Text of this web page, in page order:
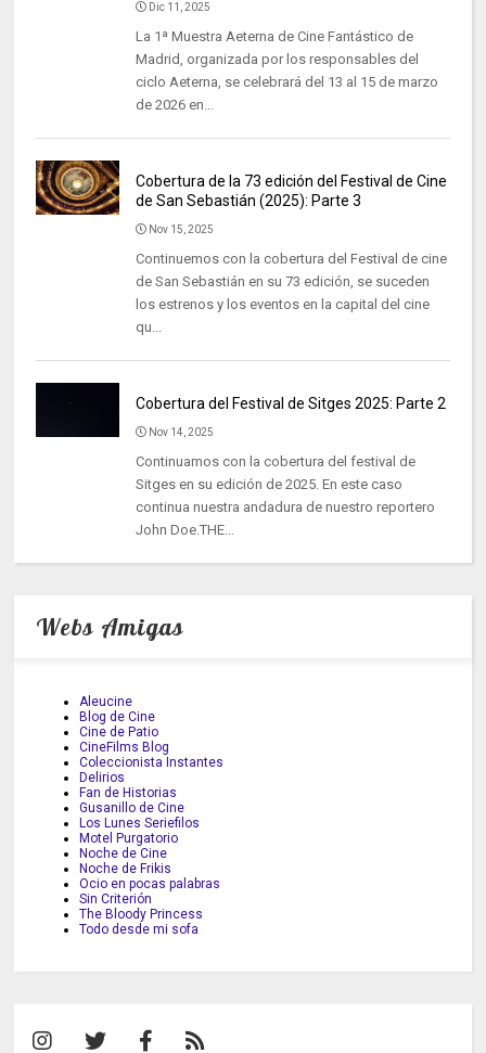
Dic 11, 2025
La 1ª Muestra Aeterna de Cine Fantástico de
Madrid, organizada por los responsables del
ciclo Aeterna, se celebrará del 13 al 15 de marzo
de 2026 en...
Cobertura de la 73 edición del Festival de Cine
de San Sebastián (2025): Parte 3
Nov 15, 2025
Continuemos con la cobertura del Festival de cine
de San Sebastián en su 73 edición, se suceden
los estrenos y los eventos en la capital del cine
qu...
Cobertura del Festival de Sitges 2025: Parte 2
Nov 14, 2025
Continuamos con la cobertura del festival de
Sitges en su edición de 2025. En este caso
continua nuestra andadura de nuestro reportero
John Doe.THE...
Webs Amigas
Aleucine
Blog de Cine
Cine de Patio
CineFilms Blog
Coleccionista Instantes
Delirios
Fan de Historias
Gusanillo de Cine
Los Lunes Seriefilos
Motel Purgatorio
Noche de Cine
Noche de Frikis
Ocio en pocas palabras
Sin Criterión
The Bloody Princess
Todo desde mi sofa